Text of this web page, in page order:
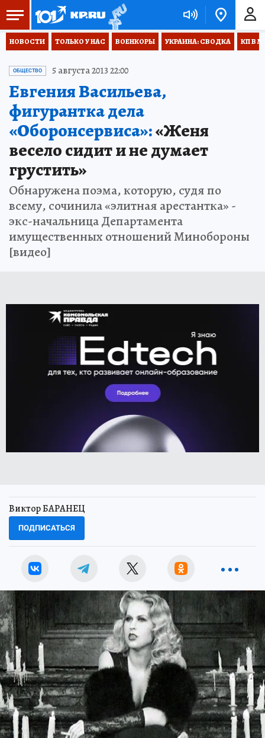
НОВОСТИ ТОЛЬКО У НАС ВОЕНКОРЫ УКРАИНА: СВОДКА КП В
ОБЩЕСТВО 5 августа 2013 22:00
Евгения Васильева,
фигурантка дела
«Оборонсервиса»:«Женя
весело сидит и не думает
грустить»
Обнаружена поэма, которую, судя по
всему, сочинила «элитная арестантка» -
экс-начальница Департамента
имущественных отношений Минобороны
[видео]
Виктор БАРАНЕЦ
ПОДПИСАТЬСЯ